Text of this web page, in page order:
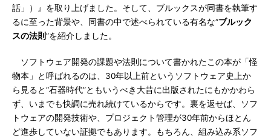
話」）』を取り上げました。そして、ブルックスが同書を執筆す
るに至った背景や、同書の中で述べられている有名な“ブルック
スの法則”を紹介しました。
ソフトウェア開発の課題や法則について書かれたこの本が「怪
物本」と呼ばれるのは、30年以上前というソフトウェア史上か
ら見ると“石器時代”ともいうべき大昔に出版されたにもかかわら
ず、いまでも快調に売れ続けているからです。裏を返せば、ソフ
トウェアの開発技術や、プロジェクト管理が30年前からほとん
ど進歩していない証拠でもあります。もちろん、組み込み系ソフ